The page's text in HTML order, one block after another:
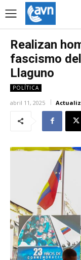
Realizan
fascismo
Llaguno
POLÍTICA
abril 11, 2025